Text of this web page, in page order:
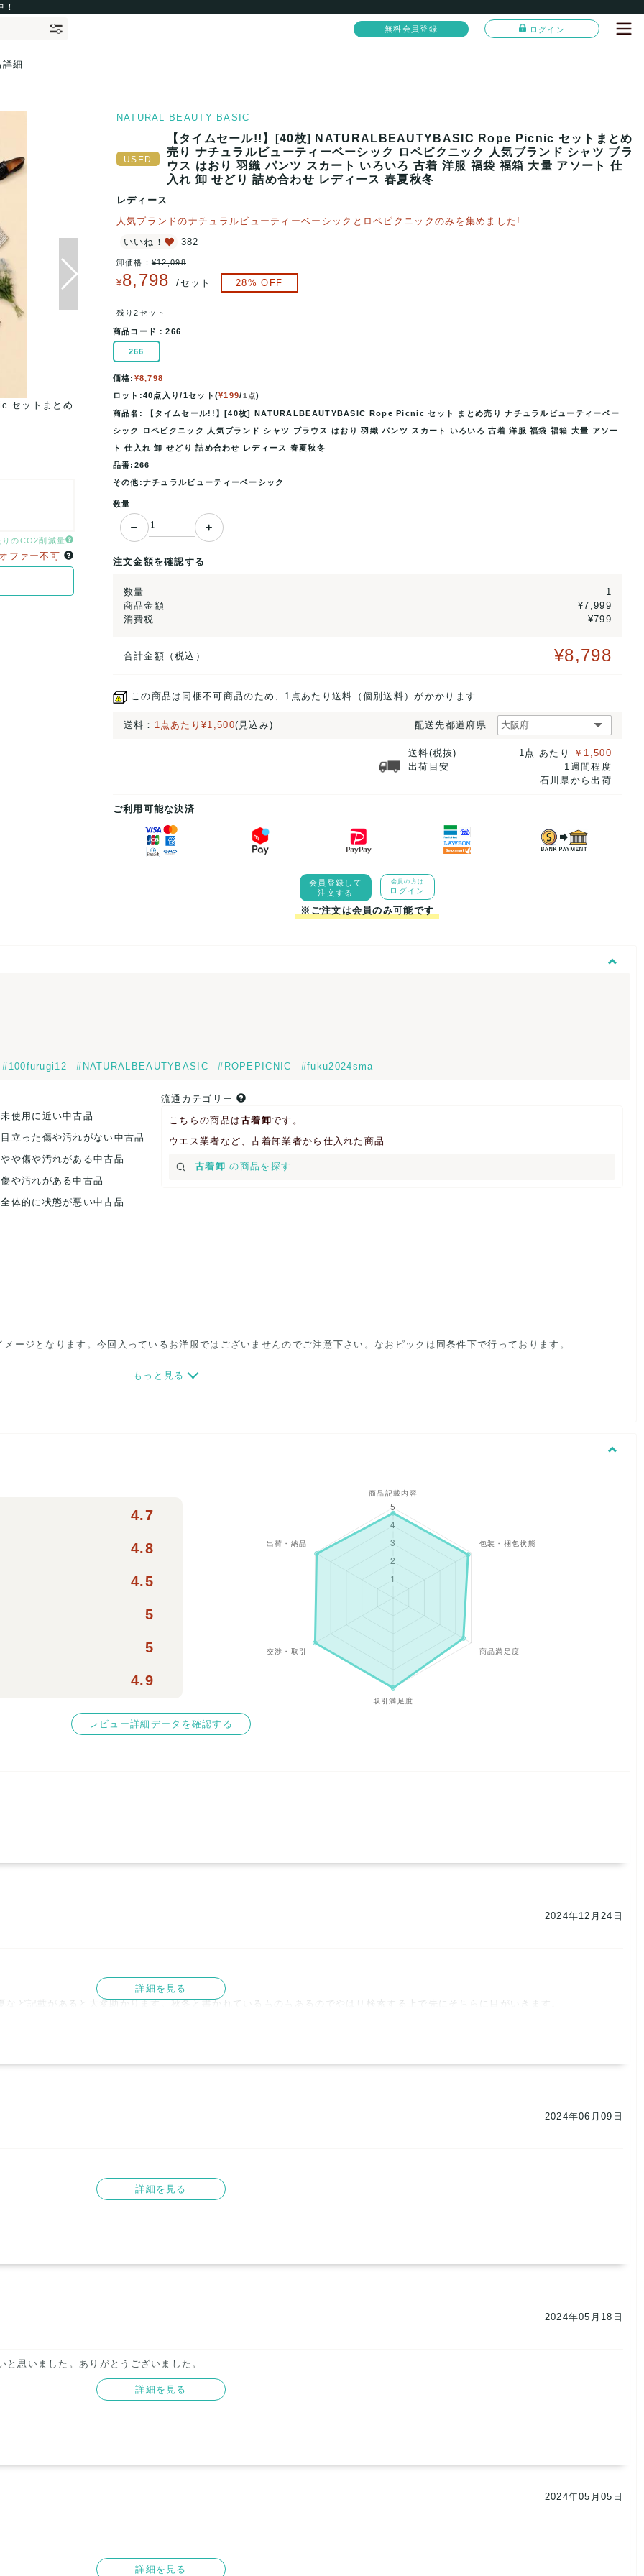
無料会員登録 ログイン
細
セットまとめ
売り ナチュラルビューティー...
売り ナチ
りのCO2削減量
ファー不可
NATURAL BEAUTY BASIC
【タイムセール!!】[40枚] NATURALBEAUTYBASIC Rope Picnic セットまとめ
売り ナチュラルビューティーベーシック ロペピクニック 人気ブランド シャツ ブラ
ウス はおり 羽織 パンツ スカート いろいろ 古着 洋服 福袋 福箱 大量 アソート 仕
入れ 卸 せどり 詰め合わせ レディース 春夏秋冬
レディース
人気ブランドのナチュラルビューティーベーシックとロペピクニックのみを集めました!
いいね！
382
卸価格：¥12,098
¥8,798 / セット 28% OFF
残り2セット
商品コード：266
266
価格: ¥8,798
ロット:40点入り/1セット(¥199/1点)
商品名: 【タイムセール!!】[40枚] NATURALBEAUTYBASIC Rope Picnic セット まとめ売り ナチュラルビューティーベー
シック ロペピクニック 人気ブランド シャツ ブラウス はおり 羽織 パンツ スカート いろいろ 古着 洋服 福袋 福箱 大量 アソー
ト 仕入れ 卸 せどり 詰め合わせ レディース 春夏秋冬
品番:266
その他:ナチュラルビューティーベーシック
数量
注文金額を確認する
数量
1
商品金額
¥7,999
消費税
¥799
合計金額（税込） ¥8,798
この商品は同梱不可商品のため、1点あたり送料（個別送料）がかかります
送料： 1点あたり¥1,500(見込み) 配送先都道府県
送料(税抜)
出荷目安
1点 あたり
￥1,500
1週間程度
石川県から出荷
ご利用可能な決済
会員登録して
注文する
会員の方は
ログイン
※ご注文は会員のみ可能です
#100furugi12 #NATURALBEAUTYBASIC #ROPEPICNIC #fuku2024sma
使用に近い中古品
立った傷や汚れがない中古品
や傷や汚れがある中古品
や汚れがある中古品
体的に状態が悪い中古品
流通カテゴリー
こちらの商品は古着卸です。
ウエス業者など、古着卸業者から仕入れた商品
古着卸 の商品を探す
ージとなります。今回入っているお洋服ではございませんのでご注意下さい。なおピックは同条件下で行っております。
ている場合がございます。サイズ表記がないものは見た目、着用感でレディースと判断しております。
もっと見る
4.7
4.8
4.5
5
5
4.9
レビュー詳細データを確認する
2024年12月24日
ど記載があると大変助かります。秋冬と書かれているものもあるのでやはり検索する上で先にそちらに目がいきます。
詳細を見る
2024年06月09日
詳細を見る
2024年05月18日
いと思いました。ありがとうございました。
詳細を見る
2024年05月05日
詳細を見る